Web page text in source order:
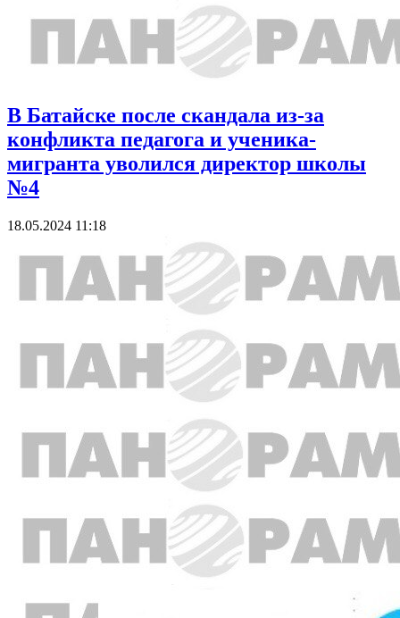
В Батайске после скандала из-за
конфликта педагога и ученика-
мигранта уволился директор школы
№4
18.05.2024 11:18